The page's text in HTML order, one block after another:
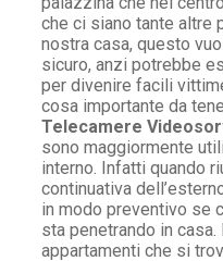
che ci siano tante altre
nostra casa, questo
sicuro, anzi potrebbe
per divenire facili
cosa importante da
Telecamere
sono maggiormente
interno. Infatti quando
continuativa
in modo preventivo se
sta penetrando in
appartamenti che si